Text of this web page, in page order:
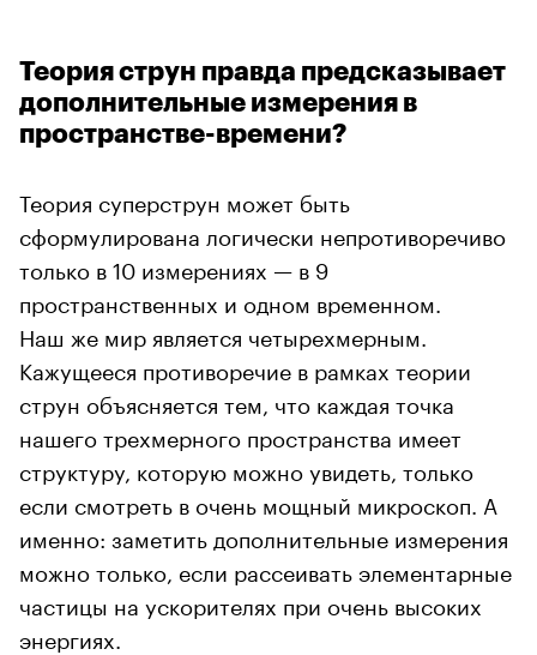
Теория струн правда предсказывает
дополнительные измерения в
пространстве-времени?
Теория суперструн может быть
сформулирована логически непротиворечиво
только в 10 измерениях — в 9
пространственных и одном временном.
Наш же мир является четырехмерным.
Кажущееся противоречие в рамках теории
струн объясняется тем, что каждая точка
нашего трехмерного пространства имеет
структуру, которую можно увидеть, только
если смотреть в очень мощный микроскоп. А
именно: заметить дополнительные измерения
можно только, если рассеивать элементарные
частицы на ускорителях при очень высоких
энергиях.